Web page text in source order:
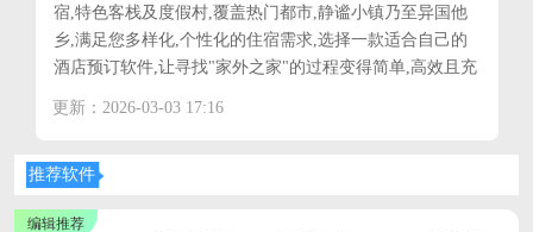
宿,特色客栈及度假村,覆盖热门都市,静谧小镇乃至异国他
乡,满足您多样化,个性化的住宿需求,选择一款适合自己的
酒店预订软件,让寻找"家外之家"的过程变得简单,高效且充
无论是商务出行的高效便捷,还是休闲度假的惬意放松,找到
酒店预订软件,您只需轻点手机,即可轻松锁定全球各地的舒
更新：2026-03-03 17:16
推荐软件